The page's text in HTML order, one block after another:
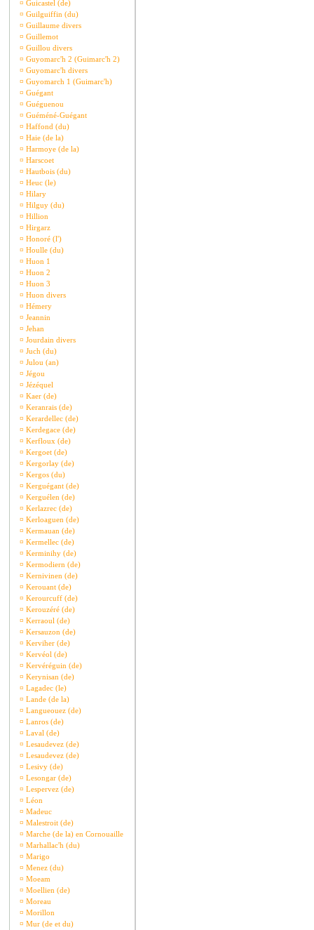
¤ Guicastel (de)
¤ Guilguiffin (du)
¤ Guillaume divers
¤ Guillemot
¤ Guillou divers
¤ Guyomarc'h 2 (Guimarc'h 2)
¤ Guyomarc'h divers
¤ Guyomarch 1 (Guimarc'h)
¤ Guégant
¤ Guéguenou
¤ Guéméné-Guégant
¤ Haffond (du)
¤ Haie (de la)
¤ Harmoye (de la)
¤ Harscoet
¤ Hautbois (du)
¤ Heuc (le)
¤ Hilary
¤ Hilguy (du)
¤ Hillion
¤ Hirgarz
¤ Honoré (l')
¤ Houlle (du)
¤ Huon 1
¤ Huon 2
¤ Huon 3
¤ Huon divers
¤ Hémery
¤ Jeannin
¤ Jehan
¤ Jourdain divers
¤ Juch (du)
¤ Julou (an)
¤ Jégou
¤ Jézéquel
¤ Kaer (de)
¤ Keranrais (de)
¤ Kerardellec (de)
¤ Kerdegace (de)
¤ Kerfloux (de)
¤ Kergoet (de)
¤ Kergorlay (de)
¤ Kergos (du)
¤ Kerguégant (de)
¤ Kerguélen (de)
¤ Kerlazrec (de)
¤ Kerloaguen (de)
¤ Kermauan (de)
¤ Kermellec (de)
¤ Kerminihy (de)
¤ Kermodiern (de)
¤ Kernivinen (de)
¤ Kerouant (de)
¤ Kerourcuff (de)
¤ Kerouzéré (de)
¤ Kerraoul (de)
¤ Kersauzon (de)
¤ Kerviher (de)
¤ Kervéol (de)
¤ Kervéréguin (de)
¤ Kerynisan (de)
¤ Lagadec (le)
¤ Lande (de la)
¤ Langueouez (de)
¤ Lanros (de)
¤ Laval (de)
¤ Lesaudevez (de)
¤ Lesaudevez (de)
¤ Lesivy (de)
¤ Lesongar (de)
¤ Lespervez (de)
¤ Léon
¤ Madeuc
¤ Malestroit (de)
¤ Marche (de la) en Cornouaille
¤ Marhallac'h (du)
¤ Marigo
¤ Menez (du)
¤ Moeam
¤ Moellien (de)
¤ Moreau
¤ Morillon
¤ Mur (de et du)